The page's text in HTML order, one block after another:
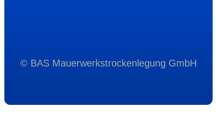
© BAS Mauerwerkstrockenlegung GmbH